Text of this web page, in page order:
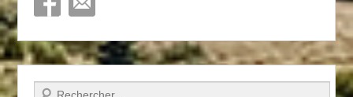
Recherche